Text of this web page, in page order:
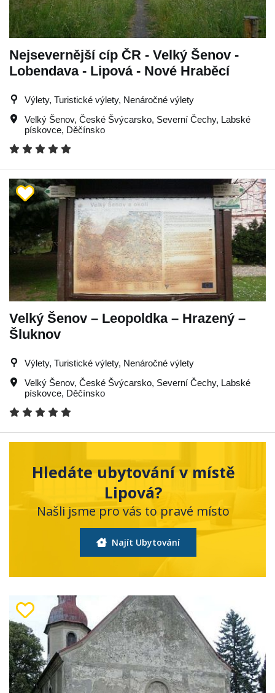
Nejsevernější cíp ČR - Velký Šenov -
Lobendava - Lipová - Nové Hraběcí
Výlety, Turistické výlety, Nenáročné výlety
Velký Šenov, České Švýcarsko, Severní Čechy, Labské
pískovce, Děčínsko
Velký Šenov – Leopoldka – Hrazený –
Šluknov
Výlety, Turistické výlety, Nenáročné výlety
Velký Šenov, České Švýcarsko, Severní Čechy, Labské
pískovce, Děčínsko
Hledáte ubytování v místě
Lipová?
Našli jsme pro vás to pravé místo
Najít Ubytování